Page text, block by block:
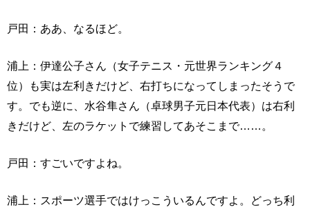
戸田：ああ、なるほど。
浦上：伊達公子さん（女子テニス・元世界ランキング４
位）も実は左利きだけど、右打ちになってしまったそうで
す。でも逆に、水谷隼さん（卓球男子元日本代表）は右利
きだけど、左のラケットで練習してあそこまで……。
戸田：すごいですよね。
浦上：スポーツ選手ではけっこういるんですよ。どっち利